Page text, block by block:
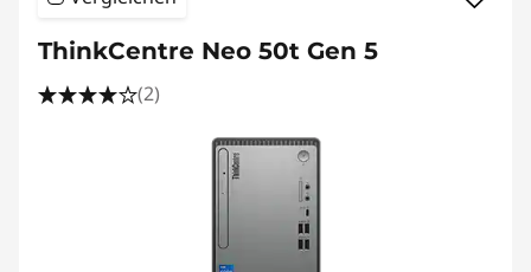
ThinkCentre Neo 50t Gen 5
(2)